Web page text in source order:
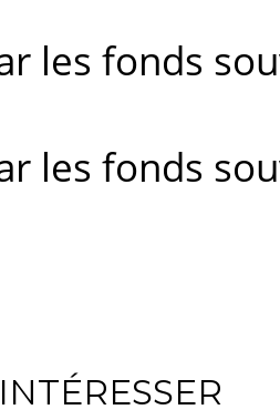
les fonds
les fonds